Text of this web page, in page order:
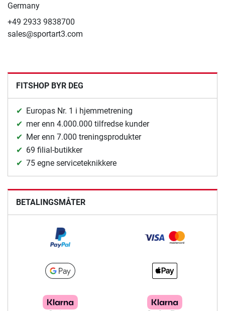
Germany
+49 2933 9838700
sales@sportart3.com
FITSHOP BYR DEG
Europas Nr. 1 i hjemmetrening
mer enn 4.000.000 tilfredse kunder
Mer enn 7.000 treningsprodukter
69 filial-butikker
75 egne serviceteknikkere
BETALINGSMÅTER